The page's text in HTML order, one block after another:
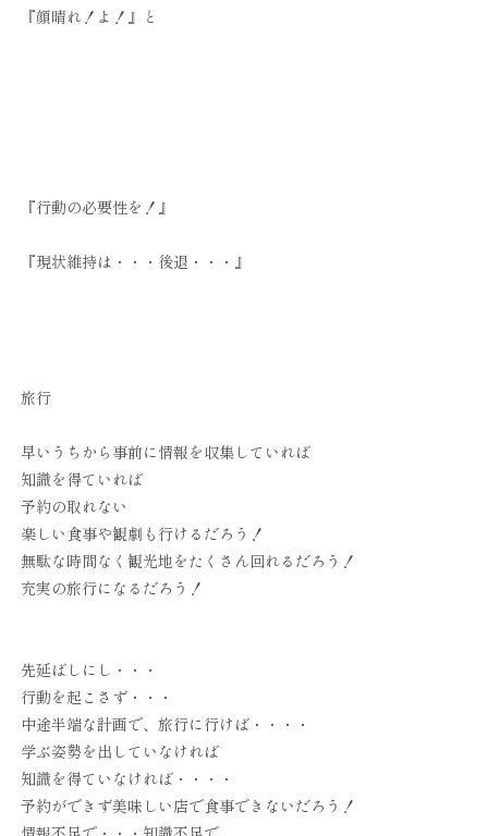
『顔晴れ！よ！』と
『行動の必要性を！』
『現状維持は・・・後退・・・』
旅行
早いうちから事前に情報を収集していれば
知識を得ていれば
予約の取れない
楽しい食事や観劇も行けるだろう！
無駄な時間なく観光地をたくさん回れるだろう！
充実の旅行になるだろう！
先延ばしにし・・・
行動を起こさず・・・
中途半端な計画で、旅行に行けば・・・・
学ぶ姿勢を出していなければ
知識を得ていなければ・・・・
予約ができず美味しい店で食事できないだろう！